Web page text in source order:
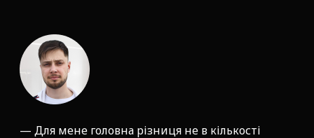
— Для мене головна різниця не в кількості